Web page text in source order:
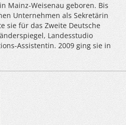
Mainz-Weisenau geboren. Bis
Unternehmen als Sekretärin
sie für das Zweite Deutsche
Landesstudio
Assistentin. 2009 ging sie in